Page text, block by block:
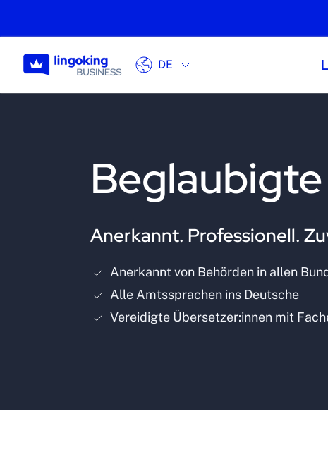
DE
Anerkannt. Professionell.
Anerkannt von Behörden in allen
Alle Amtssprachen ins Deutsche
Vereidigte Übersetzer:innen mit